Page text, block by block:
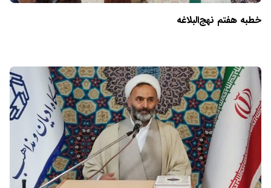
خطبه هفتم نهج‌البلاغه